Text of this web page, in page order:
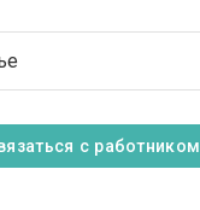
с работником